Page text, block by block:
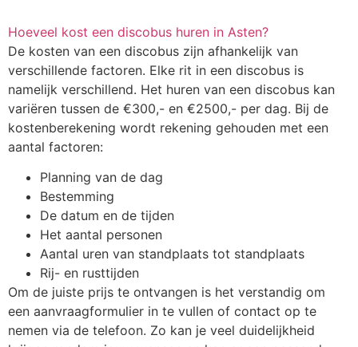
Hoeveel kost een discobus huren in Asten?
De kosten van een discobus zijn afhankelijk van
verschillende factoren. Elke rit in een discobus is
namelijk verschillend. Het huren van een discobus kan
variëren tussen de €300,- en €2500,- per dag. Bij de
kostenberekening wordt rekening gehouden met een
aantal factoren:
Planning van de dag
Bestemming
De datum en de tijden
Het aantal personen
Aantal uren van standplaats tot standplaats
Rij- en rusttijden
Om de juiste prijs te ontvangen is het verstandig om
een aanvraagformulier in te vullen of contact op te
nemen via de telefoon. Zo kan je veel duidelijkheid